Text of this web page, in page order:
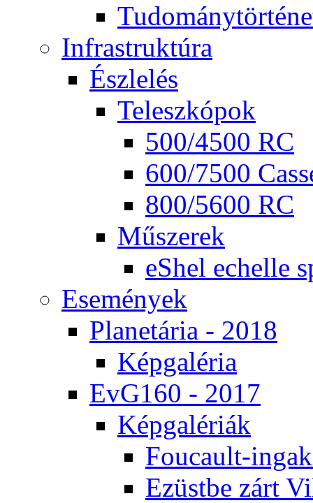
Inf­ra­struk­tú­ra
Ész­le­lés
Te­lesz­kó­pok
500/4500 RC
600/7500
800/5600 RC
Mű­sze­rek
eS­hel echel­le
Ese­mé­nyek
Pla­ne­tá­ria - 2018
Kép­ga­lé­ria
EvG160 - 2017
Kép­ga­lé­ri­ák
Fo­u­ca­ult-
Ezüst­be zárt